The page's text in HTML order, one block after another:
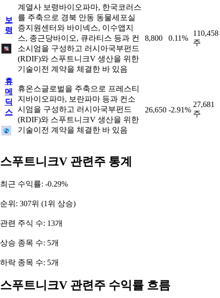
보
령
계열사 보령바이오파마, 한국코러스
를 주축으로 경북 안동 동물세포실
증지원센터와 바이넥스, 이수앱지
스, 종근당바이오, 큐라티스 등과 컨
소시엄을 구성하고 러시아국부펀드
(RDIF)와 스푸트니크V 생산을 위한
기술이전 계약을 체결한 바 있음
8,800 0.11%
110,458
주
휴
메
딕
스
휴온스글로벌을 주축으로 프레스티
지바이오파마, 보란파마 등과 컨소
시엄을 구성하고 러시아국부펀드
(RDIF)와 스푸트니크V 생산을 위한
기술이전 계약을 체결한 바 있음
26,650 -2.91%
27,681
주
스푸트니크V 관련주 통계
최근 수익률: -0.29%
순위: 307위 (1위 상승)
관련 주식 수: 13개
상승 종목 수: 5개
하락 종목 수: 5개
스푸트니크V 관련주 수익률 흐름